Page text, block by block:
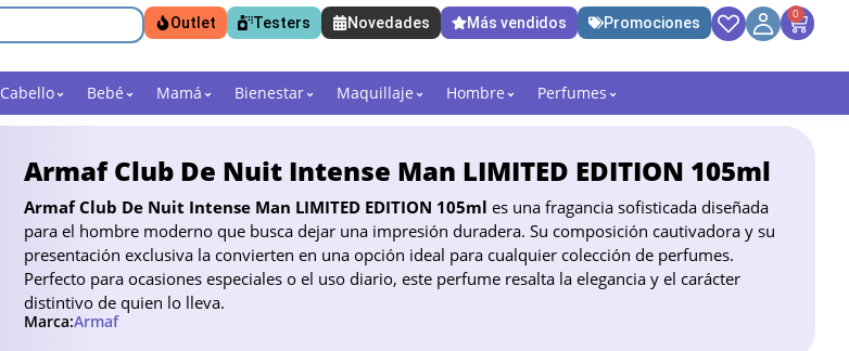
Outlet Testers Novedades Más vendidos Promociones
0
Cabello Bebé Mamá Bienestar Maquillaje Hombre Perfumes
Armaf Club De Nuit Intense Man LIMITED EDITION 105ml
Armaf Club De Nuit Intense Man LIMITED EDITION 105ml es una fragancia sofisticada diseñada
para el hombre moderno que busca dejar una impresión duradera. Su composición cautivadora y su
presentación exclusiva la convierten en una opción ideal para cualquier colección de perfumes.
Perfecto para ocasiones especiales o el uso diario, este perfume resalta la elegancia y el carácter
distintivo de quien lo lleva.
Marca:Armaf